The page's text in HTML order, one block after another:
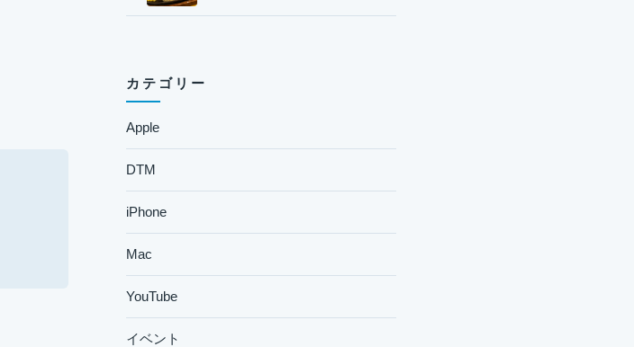
カテゴリー
Apple
DTM
iPhone
Mac
YouTube
イベント